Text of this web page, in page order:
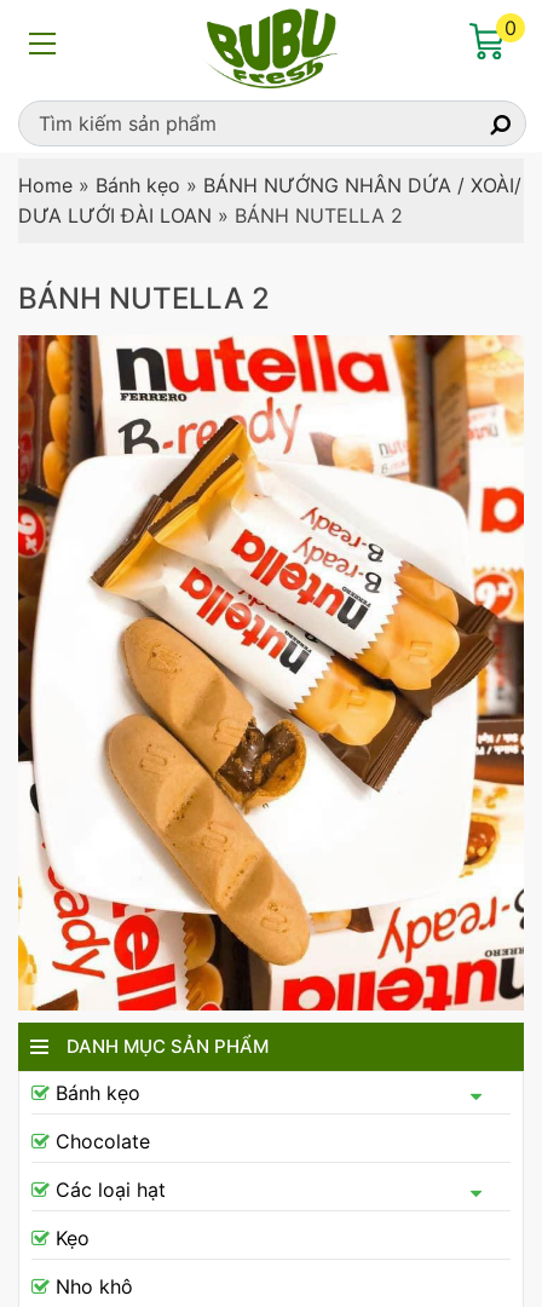
0
Home » Bánh kẹo » BÁNH NƯỚNG NHÂN DỨA / XOÀI/
DƯA LƯỚI ĐÀI LOAN » BÁNH NUTELLA 2
BÁNH NUTELLA 2
DANH MỤC SẢN PHẨM
Bánh kẹo
Chocolate
Các loại hạt
Kẹo
Nho khô